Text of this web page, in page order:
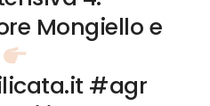
Mongiello e
#agr